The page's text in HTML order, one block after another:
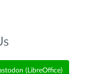
(LibreOffice)